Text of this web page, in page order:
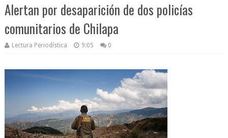
Alertan por desaparición de dos policías
comunitarios de Chilapa
Lectura Periodística 9:05 0